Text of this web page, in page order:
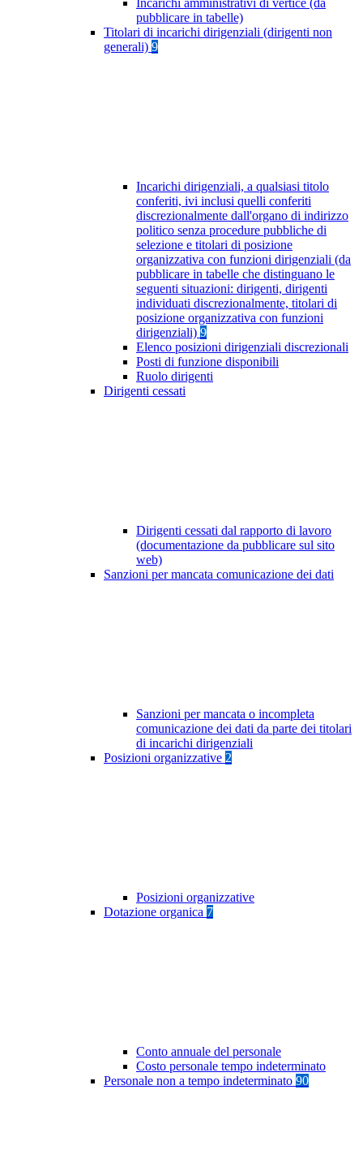
Incarichi amministrativi di vertice (da
pubblicare in tabelle)
Titolari di incarichi dirigenziali (dirigenti non
generali) 9
Incarichi dirigenziali, a qualsiasi titolo
conferiti, ivi inclusi quelli conferiti
discrezionalmente dall'organo di indirizzo
politico senza procedure pubbliche di
selezione e titolari di posizione
organizzativa con funzioni dirigenziali (da
pubblicare in tabelle che distinguano le
seguenti situazioni: dirigenti, dirigenti
individuati discrezionalmente, titolari di
posizione organizzativa con funzioni
dirigenziali) 9
Elenco posizioni dirigenziali discrezionali
Posti di funzione disponibili
Ruolo dirigenti
Dirigenti cessati
Dirigenti cessati dal rapporto di lavoro
(documentazione da pubblicare sul sito
web)
Sanzioni per mancata comunicazione dei dati
Sanzioni per mancata o incompleta
comunicazione dei dati da parte dei titolari
di incarichi dirigenziali
Posizioni organizzative 2
Posizioni organizzative
Dotazione organica 7
Conto annuale del personale
Costo personale tempo indeterminato
Personale non a tempo indeterminato 90